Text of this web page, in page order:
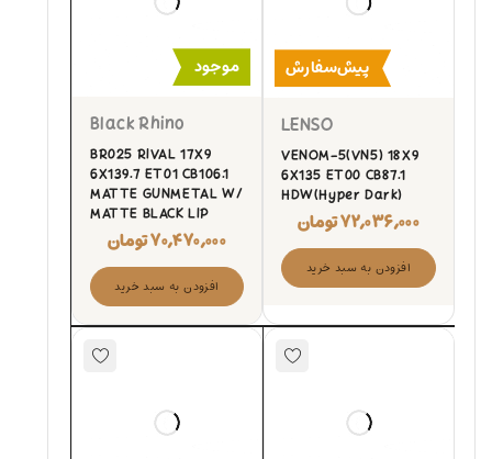
پیش‌سفارش
LENSO
VENOM-5(VN5) 18X9
6X135 ET00 CB87.1
HDW(Hyper Dark)
۷۲,۰۳۶,۰۰۰تومان
افزودن به سبد خرید
موجود
Black Rhino
BR025 RIVAL 17X9
6X139.7 ET01 CB106.1
MATTE GUNMETAL W/
MATTE BLACK LIP
۷۰,۴۷۰,۰۰۰تومان
افزودن به سبد خرید